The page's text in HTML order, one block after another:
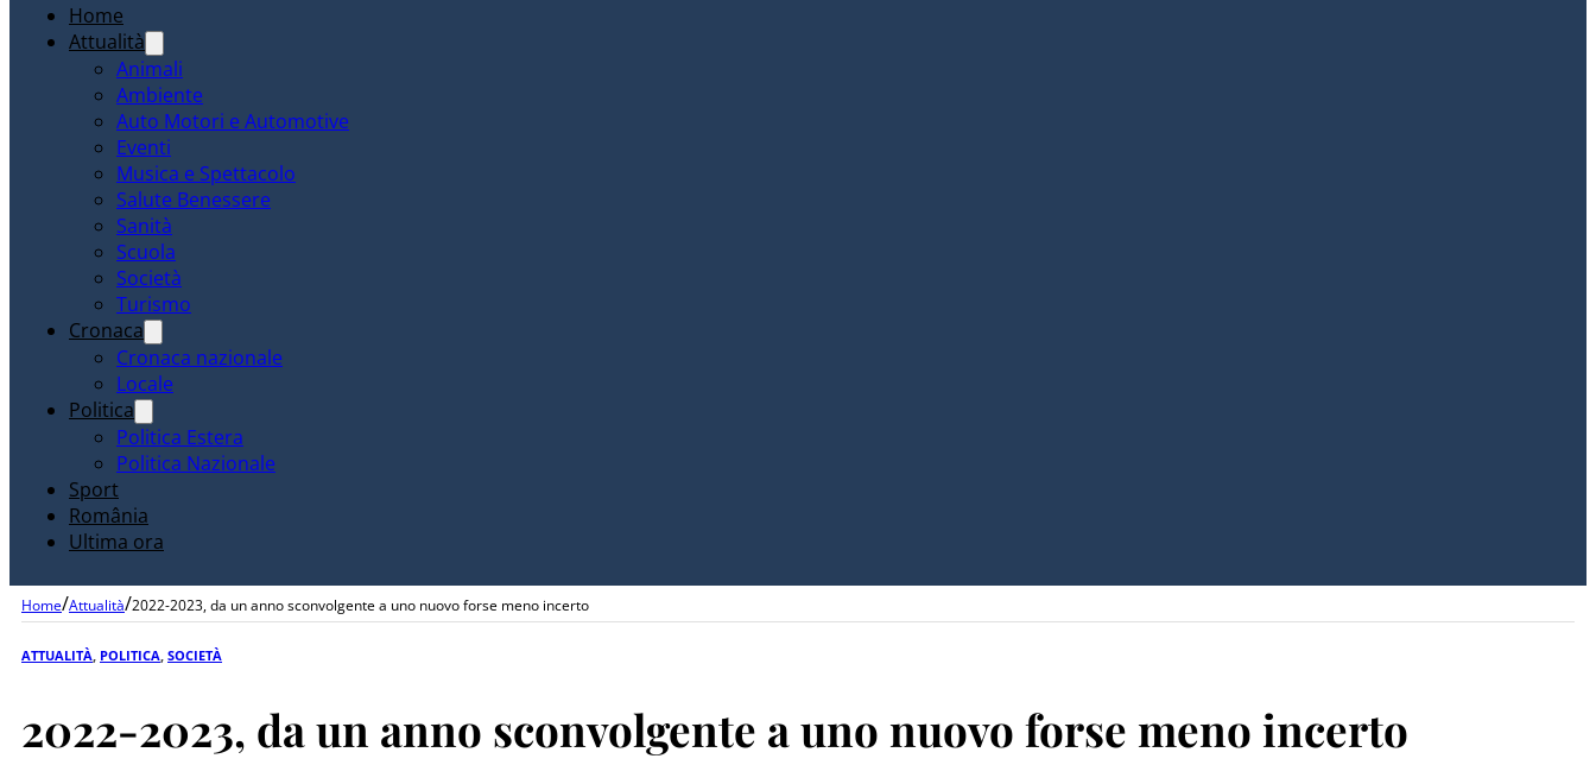
Home
Attualità
Animali
Ambiente
Auto Motori e Automotive
Eventi
Musica e Spettacolo
Salute Benessere
Sanità
Scuola
Società
Turismo
Cronaca
Cronaca nazionale
Locale
Politica
Politica Estera
Politica Nazionale
Sport
România
Ultima ora
Home/Attualità/2022-2023, da un anno sconvolgente a uno nuovo forse meno incerto
ATTUALITÀ POLITICA SOCIETÀ
2022-2023, da un anno sconvolgente a uno nuovo forse meno incerto